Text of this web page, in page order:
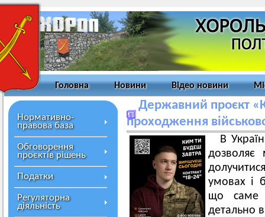
Головна Новини Відео новини
Нормативно-
правова база
Обговорення
проєктів рішень
Податки
Регуляторна
діяльність
Державний проєкт
проходження
В
дозволяє
умовах і
що саме
детально в